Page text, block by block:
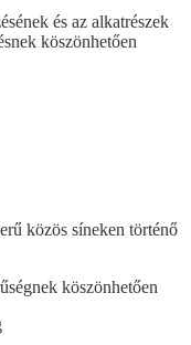
és az alkatrészek
köszönhetően
közös síneken történő
köszönhetően